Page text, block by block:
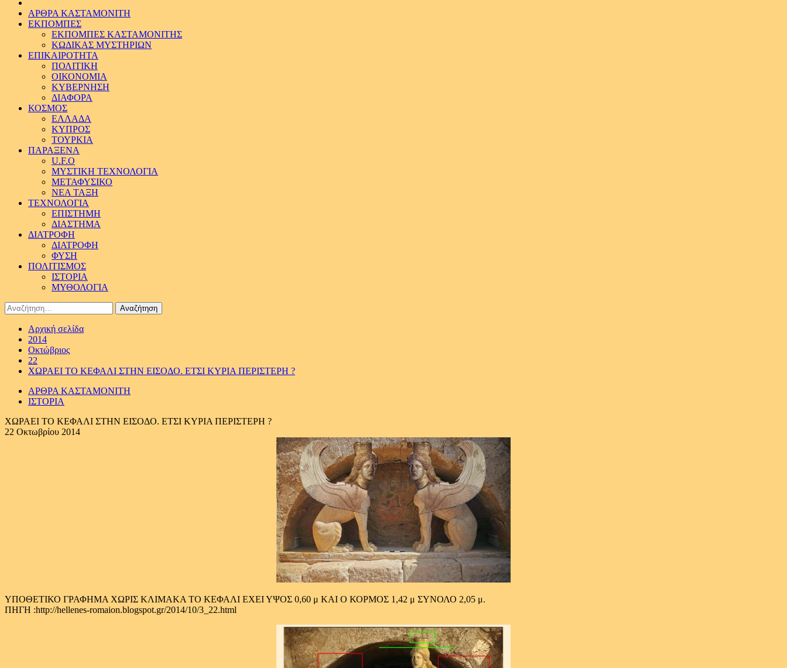
ΑΡΘΡΑ ΚΑΣΤΑΜΟΝΙΤΗ
ΕΚΠΟΜΠΕΣ
ΕΚΠΟΜΠΕΣ ΚΑΣΤΑΜΟΝΙΤΗΣ
ΚΩΔΙΚΑΣ ΜΥΣΤΗΡΙΩΝ
ΕΠΙΚΑΙΡΟΤΗΤΑ
ΠΟΛΙΤΙΚΗ
ΟΙΚΟΝΟΜΙΑ
ΚΥΒΕΡΝΗΣΗ
ΔΙΑΦΟΡΑ
ΚΟΣΜΟΣ
ΕΛΛΑΔΑ
ΚΥΠΡΟΣ
ΤΟΥΡΚΙΑ
ΠΑΡΑΞΕΝΑ
U.F.O
ΜΥΣΤΙΚΗ ΤΕΧΝΟΛΟΓΙΑ
ΜΕΤΑΦΥΣΙΚΟ
ΝΕΑ ΤΑΞΗ
ΤΕΧΝΟΛΟΓΙΑ
ΕΠΙΣΤΗΜΗ
ΔΙΑΣΤΗΜΑ
ΔΙΑΤΡΟΦΗ
ΔΙΑΤΡΟΦΗ
ΦΥΣΗ
ΠΟΛΙΤΙΣΜΟΣ
ΙΣΤΟΡΙΑ
ΜΥΘΟΛΟΓΙΑ
Αναζήτηση
για:
Αρχική σελίδα
2014
Οκτώβριος
22
ΧΩΡΑΕΙ ΤΟ ΚΕΦΑΛΙ ΣΤΗΝ ΕΙΣΟΔΟ. ΕΤΣΙ ΚΥΡΙΑ ΠΕΡΙΣΤΕΡΗ ?
ΑΡΘΡΑ ΚΑΣΤΑΜΟΝΙΤΗ
ΙΣΤΟΡΙΑ
ΧΩΡΑΕΙ ΤΟ ΚΕΦΑΛΙ ΣΤΗΝ ΕΙΣΟΔΟ. ΕΤΣΙ ΚΥΡΙΑ ΠΕΡΙΣΤΕΡΗ ?
22 Οκτωβρίου 2014
ΥΠΟΘΕΤΙΚΟ ΓΡΑΦΗΜΑ ΧΩΡΙΣ ΚΛΙΜΑΚΑ ΤΟ ΚΕΦΑΛΙ ΕΧΕΙ ΥΨΟΣ 0,60 μ ΚΑΙ Ο ΚΟΡΜΟΣ 1,42 μ ΣΥΝΟΛΟ 2,05 μ.
ΠΗΓΗ :http://hellenes-romaion.blogspot.gr/2014/10/3_22.html